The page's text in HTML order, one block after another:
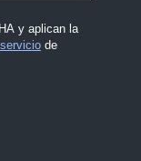
y aplican la
de